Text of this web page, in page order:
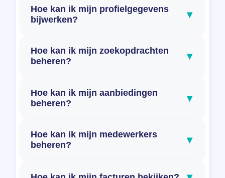
Hoe kan ik mijn profielgegevens
bijwerken?
▾
Hoe kan ik mijn zoekopdrachten
beheren?
▾
Hoe kan ik mijn aanbiedingen
beheren?
▾
Hoe kan ik mijn medewerkers
beheren?
▾